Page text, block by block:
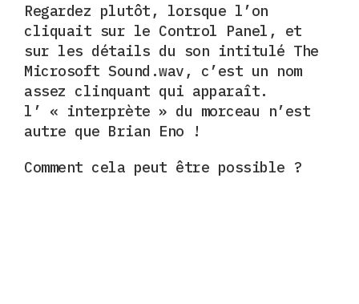
Regardez plutôt, lorsque l’on
cliquait sur le Control Panel, et
sur les détails du son intitulé The
Microsoft Sound.wav, c’est un nom
assez clinquant qui apparaît.
l’ « interprète » du morceau n’est
autre que Brian Eno !
Comment cela peut être possible ?